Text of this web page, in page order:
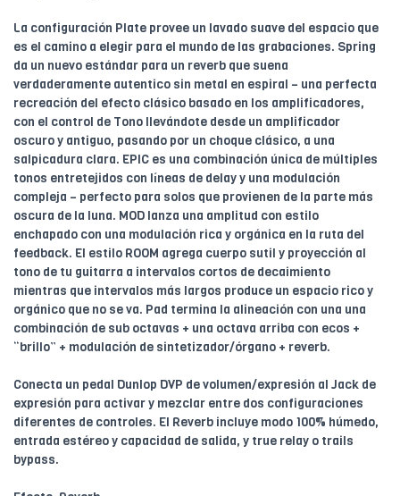
La configuración Plate provee un lavado suave del espacio que
es el camino a elegir para el mundo de las grabaciones. Spring
da un nuevo estándar para un reverb que suena
verdaderamente autentico sin metal en espiral – una perfecta
recreación del efecto clásico basado en los amplificadores,
con el control de Tono llevándote desde un amplificador
oscuro y antiguo, pasando por un choque clásico, a una
salpicadura clara. EPIC es una combinación única de múltiples
tonos entretejidos con líneas de delay y una modulación
compleja – perfecto para solos que provienen de la parte más
oscura de la luna. MOD lanza una amplitud con estilo
enchapado con una modulación rica y orgánica en la ruta del
feedback. El estilo ROOM agrega cuerpo sutil y proyección al
tono de tu guitarra a intervalos cortos de decaimiento
mientras que intervalos más largos produce un espacio rico y
orgánico que no se va. Pad termina la alineación con una una
combinación de sub octavas + una octava arriba con ecos +
“brillo” + modulación de sintetizador/órgano + reverb.
Conecta un pedal Dunlop DVP de volumen/expresión al Jack de
expresión para activar y mezclar entre dos configuraciones
diferentes de controles. El Reverb incluye modo 100% húmedo,
entrada estéreo y capacidad de salida, y true relay o trails
bypass.